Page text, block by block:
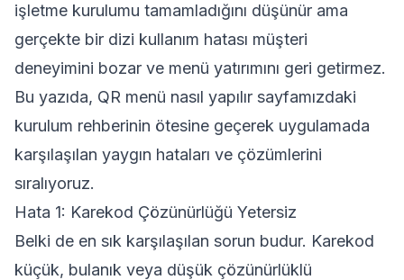
işletme kurulumu tamamladığını düşünür ama
gerçekte bir dizi kullanım hatası müşteri
deneyimini bozar ve menü yatırımını geri getirmez.
Bu yazıda, QR menü nasıl yapılır sayfamızdaki
kurulum rehberinin ötesine geçerek uygulamada
karşılaşılan yaygın hataları ve çözümlerini
sıralıyoruz.
Hata 1: Karekod Çözünürlüğü Yetersiz
Belki de en sık karşılaşılan sorun budur. Karekod
küçük, bulanık veya düşük çözünürlüklü